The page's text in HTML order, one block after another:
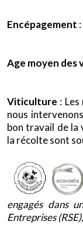
Encépagement
Age moyen des
Viticulture :
nous
bon travail de la
la récolte sont
engagés dans
Entreprises